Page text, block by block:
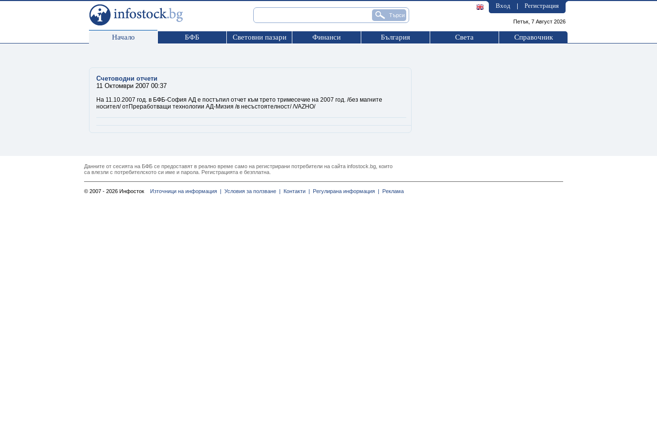
Вход Регистрация
Петък, 7 Август 2026
Начало БФБ Световни пазари Финанси България Света Справочник
Счетоводни отчети
11 Октомври 2007 00:37
На 11.10.2007 год. в БФБ-София АД е постъпил отчет към трето тримесечие на 2007 год. /без магните
носител/ отПреработващи технологии АД-Мизия /в несъстоятелност/ /VAZHO/
Данните от сесията на БФБ се предоставят в реално време само на регистрирани потребители на сайта infostock.bg, които
са влезли с потребителското си име и парола. Регистрацията е безплатна.
© 2007 - 2026 Инфосток Източници на информация | Условия за ползване | Контакти | Регулирана информация | Реклама